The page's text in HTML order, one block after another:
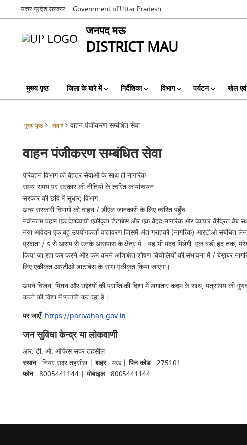
उत्तर प्रदेश सरकार Government of Uttar Pradesh
जनपद मऊ
DISTRICT MAU
मुख्य पृष्ठ जिला के बारे में निर्देशिका विभाग पर्यटन खेल एवं
मुख्य पृष्ठ सेवाएं वाहन पंजीकरण सम्बंधित सेवा
वाहन पंजीकरण सम्बंधित सेवा
परिवहन विभाग को बेहतर सेवाओं के साथ ही नागरिक
समय-समय पर सरकार की नीतियों के त्वरित कार्यान्वयन
सरकार की छवि में सुधार; विभाग
अन्य सरकारी विभागों को वाहन / डीएल जानकारी के लिए त्वरित पहुँच
नवीनतम पहल एक देशव्यापी एकीकृत डेटाबेस और एक बेहद नागरिक और व्यापार केंद्रित वेब
नया आवेदन एक बहु उपयोगकर्ता वातावरण जिसमें अंत ग्राहकों (नागरिक) आरटीओ संबंधित
प्रदाता / s से आराम से उनके आसपास के क्षेत्र में। यह भी मदद मिलेगी, एक बड़ी हद तक,
किया जा रहा कम करने और कम करने अशिक्षित शोषण बिचौलियों की संभावना में / बेख़बर
लिए एकीकृत आरटीओ डाटाबेस के साथ एकीकृत किया जाएगा।
अपने विजन, मिशन और उद्देश्यों की प्राप्ति की दिशा में लगातार कदम के साथ, मंत्रालय की
करने की दिशा में प्रगति कर रहा है।
पर जाएँ: https://parivahan.gov.in
जन सुविधा केन्द्र या लोकवाणी
आर. टी. ओ. ऑफिस सदर तहसील
स्थान: नियर सदर तहसील |शहर: मऊ |पिन कोड: 275101
फोन: 8005441144 |मोबाइल: 8005441144